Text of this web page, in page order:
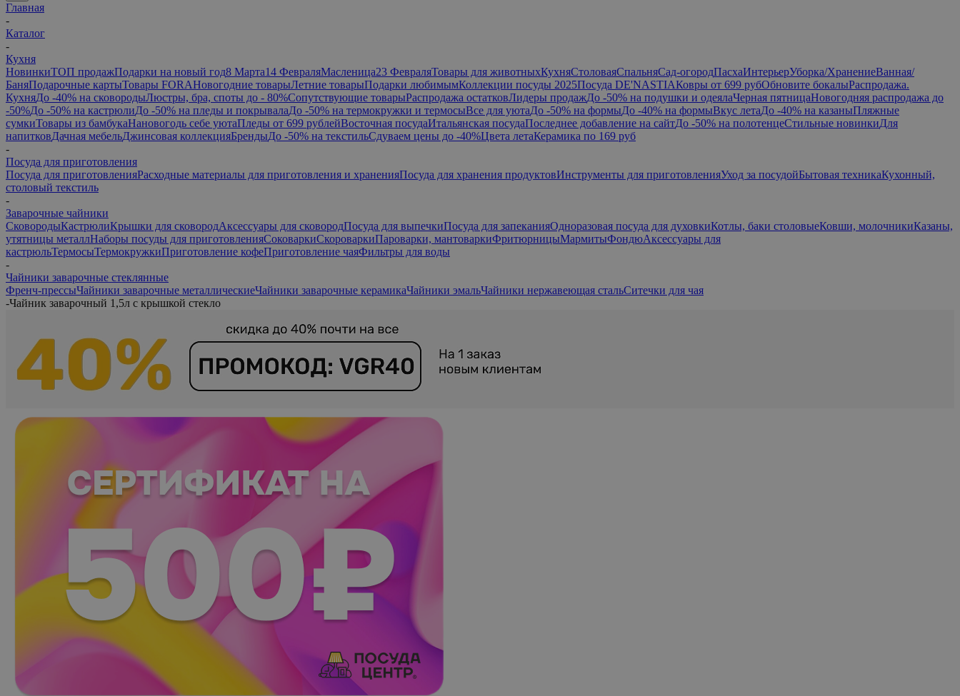
Главная
-
Каталог
-
Кухня
НовинкиТОП продажПодарки на новый год8 Марта14 ФевраляМасленица23 ФевраляТовары для животныхКухняСтоловаяСпальняСад-огородПасхаИнтерьерУборка/ХранениеВанная/
БаняПодарочные картыТовары FORAНовогодние товарыЛетние товарыПодарки любимымКоллекции посуды 2025Посуда DE'NASTIAКовры от 699 рубОбновите бокалыРаспродажа.
КухняДо -40% на сковородыЛюстры, бра, споты до - 80%Сопутствующие товарыРаспродажа остатковЛидеры продажДо -50% на подушки и одеялаЧерная пятницаНовогодняя распродажа до
-50%До -50% на кастрюлиДо -50% на пледы и покрывалаДо -50% на термокружки и термосыВсе для уютаДо -50% на формыДо -40% на формыВкус летаДо -40% на казаныПляжные
сумкиТовары из бамбукаНановогодь себе уютаПледы от 699 рублейВосточная посудаИтальянская посудаПоследнее добавление на сайтДо -50% на полотенцеСтильные новинкиДля
напитковДачная мебельДжинсовая коллекцияБрендыДо -50% на текстильСдуваем цены до -40%Цвета летаКерамика по 169 руб
-
Посуда для приготовления
Посуда для приготовленияРасходные материалы для приготовления и храненияПосуда для хранения продуктовИнструменты для приготовленияУход за посудойБытовая техникаКухонный,
столовый текстиль
-
Заварочные чайники
СковородыКастрюлиКрышки для сковородАксессуары для сковородПосуда для выпечкиПосуда для запеканияОдноразовая посуда для духовкиКотлы, баки столовыеКовши, молочникиКазаны,
утятницы металлНаборы посуды для приготовленияСоковаркиСкороваркиПароварки, мантоваркиФритюрницыМармитыФондюАксессуары для
кастрюльТермосыТермокружкиПриготовление кофеПриготовление чаяФильтры для воды
-
Чайники заварочные стеклянные
Френч-прессыЧайники заварочные металлическиеЧайники заварочные керамикаЧайники эмальЧайники нержавеющая стальСитечки для чая
-Чайник заварочный 1,5л с крышкой стекло